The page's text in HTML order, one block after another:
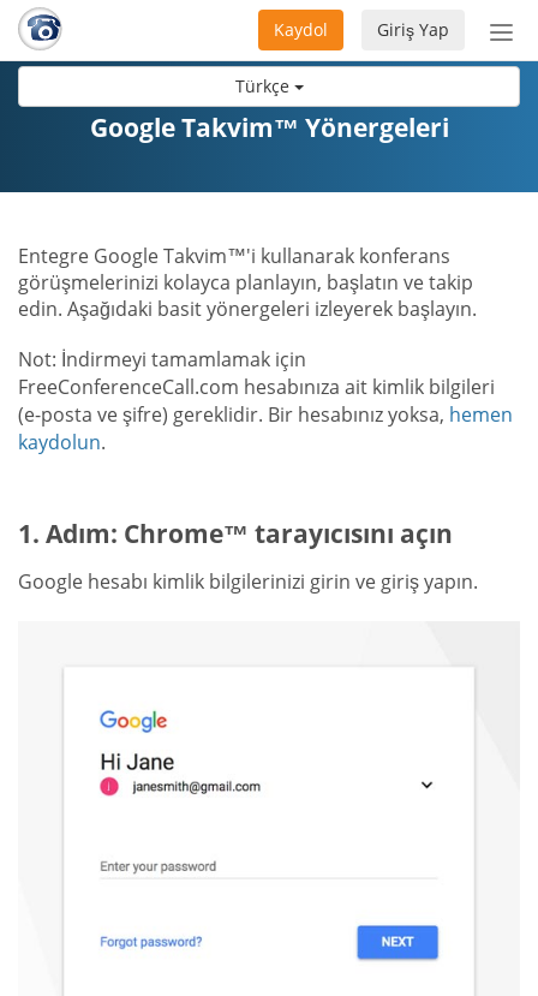
Türkçe
aç/
Giriş Yap
Kaydol
Google Takvim™ Yönergeleri
Entegre Google Takvim™'i kullanarak konferans
görüşmelerinizi kolayca planlayın, başlatın ve takip
edin. Aşağıdaki basit yönergeleri izleyerek başlayın.
Not: İndirmeyi tamamlamak için
FreeConferenceCall.com hesabınıza ait kimlik bilgileri
(e-posta ve şifre) gereklidir. Bir hesabınız yoksa, hemen
kaydolun.
1. Adım: Chrome™ tarayıcısını açın
Google hesabı kimlik bilgilerinizi girin ve giriş yapın.